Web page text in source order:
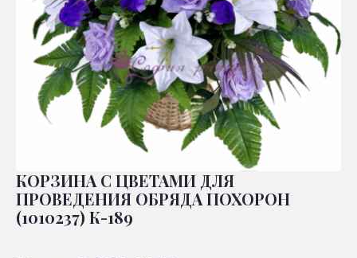
КОРЗИНА С ЦВЕТАМИ ДЛЯ
ПРОВЕДЕНИЯ ОБРЯДА ПОХОРОН
(1010237) К-189